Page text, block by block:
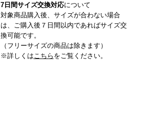
7日間サイズ交換対応について
対象商品購入後、サイズが合わない場合
は、ご購入後７日間以内であればサイズ交
換可能です。
（フリーサイズの商品は除きます）
※詳しくは こちら をご覧ください。